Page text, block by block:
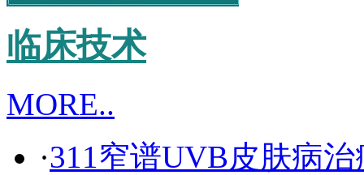
临床技术
MORE..
·311窄谱UVB皮肤病治